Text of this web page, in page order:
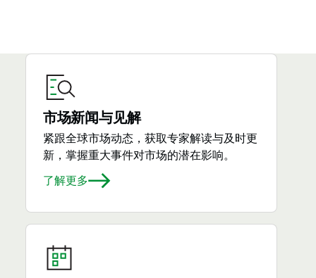
市场新闻与见解
紧跟全球市场动态，获取专家解读与及时更
新，掌握重大事件对市场的潜在影响。
了解更多